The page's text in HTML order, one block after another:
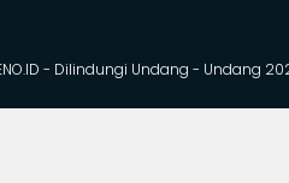
- Dilindungi Undang - Undang